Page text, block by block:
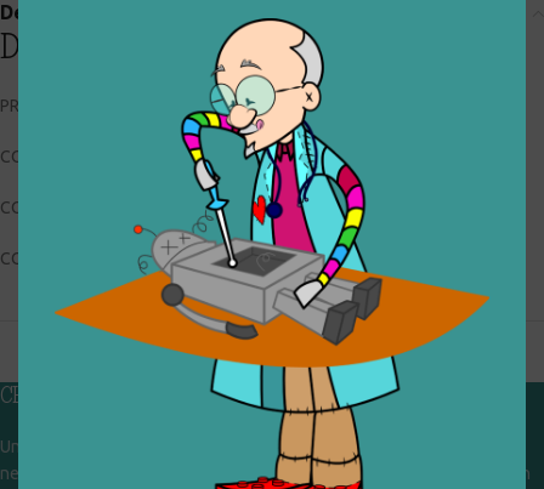
Descrizione
Descrizione
PRODOTTO ARTIGIANALE
CODICE RIGIOCATTOLO: 025_0_112
CONDIZIONI: buone, usato
COLLOCAZIONE: BOX1
CHI SIAMO
Un gruppo di volontari che sognano di diventare un centro del riuso e
nel frattempo ricevono in dono giocattoli, li riparano e li reimmettono in